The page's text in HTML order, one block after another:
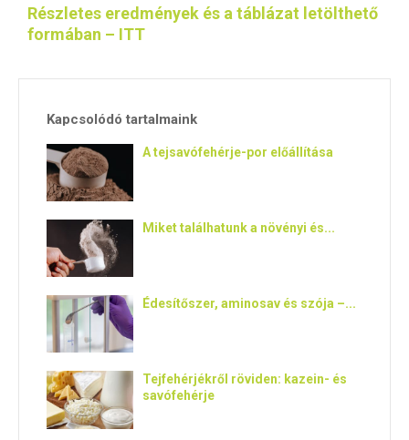
Részletes eredmények és a táblázat letölthető
formában – ITT
Kapcsolódó tartalmaink
A tejsavófehérje-por előállítása
Miket találhatunk a növényi és...
Édesítőszer, aminosav és szója –...
Tejfehérjékről röviden: kazein- és
savófehérje